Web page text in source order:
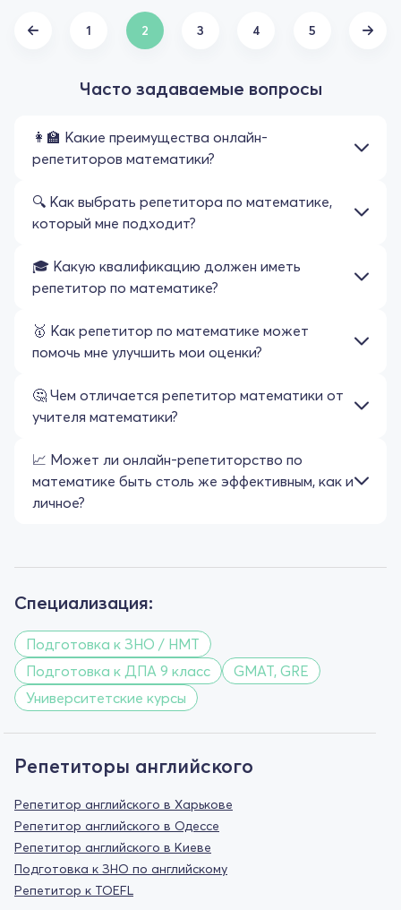
1 2 3 4 5
Часто задаваемые вопросы
👩‍🏫 Какие преимущества онлайн-
репетиторов математики?
🔍 Как выбрать репетитора по математике,
который мне подходит?
🎓 Какую квалификацию должен иметь
репетитор по математике?
🥇 Как репетитор по математике может
помочь мне улучшить мои оценки?
🤔 Чем отличается репетитор математики от
учителя математики?
📈 Может ли онлайн-репетиторство по
математике быть столь же эффективным, как и
личное?
Специализация:
Подготовка к ЗНО / НМТ
Подготовка к ДПА 9 класс
GMAT, GRE
Университетские курсы
Репетиторы английского
Репетитор английского в Харькове
Репетитор английского в Одессе
Репетитор английского в Киеве
Подготовка к ЗНО по английскому
Репетитор к TOEFL